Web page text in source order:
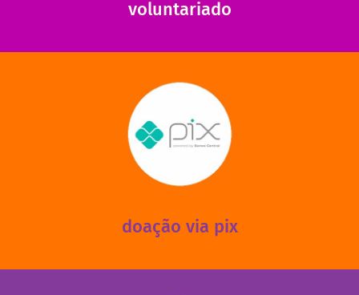
voluntariado
doação via pix
via PIX? Elas também são muito importantes para
mantermos nossas unidades em funcionamento!
saiba mais